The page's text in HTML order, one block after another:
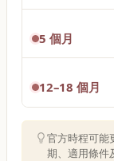
5 個月
12–18 個月
官方時程可能
期、適用條件